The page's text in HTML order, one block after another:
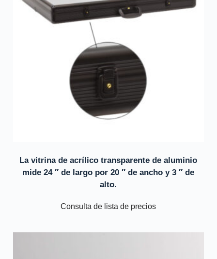
La vitrina de acrílico transparente de aluminio
mide 24 ″ de largo por 20 ″ de ancho y 3 ″ de
alto.
Consulta de lista de precios